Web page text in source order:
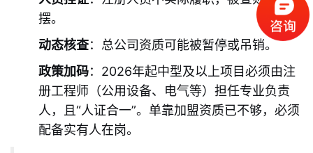
摆。
动态核查：总公司资质可能被暂停或吊销。
政策加码：2026年起中型及以上项目必须由注
册工程师（公用设备、电气等）担任专业负责
人，且“人证合一”。单靠加盟资质已不够，必须
配备实有人在岗。